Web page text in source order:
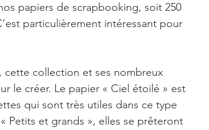
papiers de scrapbooking, soit 250
particulièrement intéressant pour
cette collection et ses nombreux
le créer. Le papier « Ciel étoilé » est
qui sont très utiles dans ce type
Petits et grands », elles se prêteront